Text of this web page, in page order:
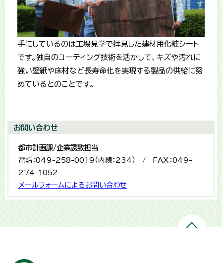
手にしているのは工場見学で拝見した建材用化粧シート
です。独自のコーティング技術を活かして、キズや汚れに
強い壁紙や床材など長寿命化を実現する製品の供給に努
めているとのことです。
お問い合わせ
都市計画課/企業誘致担当
電話：049-258-0019（内線：234） / FAX：049-
274-1052
メールフォームによるお問い合わせ